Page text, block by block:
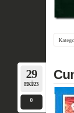
29
EKI/23
0